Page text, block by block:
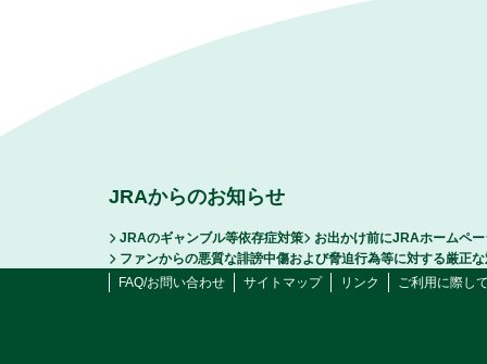
JRAからのお知らせ
JRAのギャンブル等依存症対策
お出かけ前にJRAホームペ
ファンからの悪質な誹謗中傷および脅迫行為等に対する厳正
FAQ/お問い合わせ
サイトマップ リンク ご利用に際し